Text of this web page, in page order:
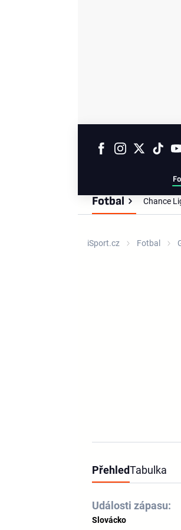
Fotbal Chance
iSport.cz Fotbal
PřehledTabulka
Události zápasu:
Slovácko